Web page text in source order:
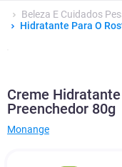
Beleza E Cuidados
Hidratante Para O
Creme
Preenchedor 80g
Monange